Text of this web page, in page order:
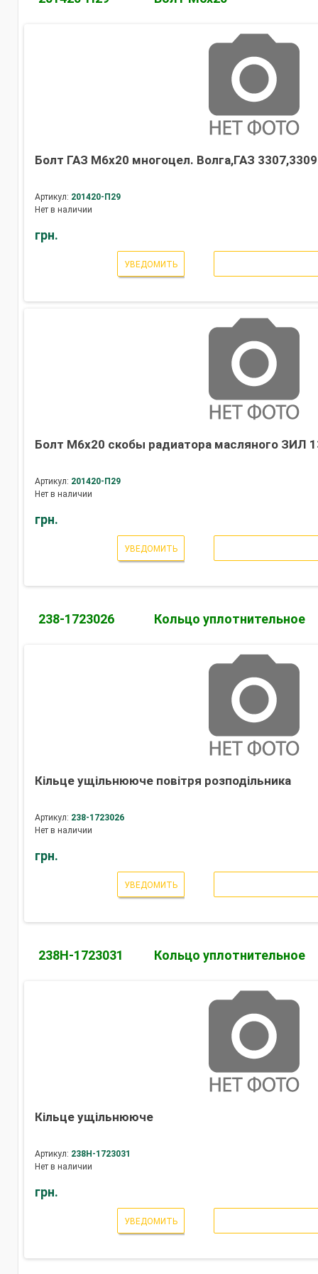
Болт ГАЗ М6х20 многоцел. Волга,ГАЗ
Артикул: 201420-П29
Нет в наличии
грн.
УВЕДОМИТЬ
Болт М6х20 скобы радиатора масляного ЗИЛ
Артикул: 201420-П29
Нет в наличии
грн.
УВЕДОМИТЬ
238-1723026 Кольцо уплотнительное
Кільце ущільнююче повітря розподільника
Артикул: 238-1723026
Нет в наличии
грн.
УВЕДОМИТЬ
238Н-1723031 Кольцо уплотнительное
Кільце ущільнююче
Артикул: 238Н-1723031
Нет в наличии
грн.
УВЕДОМИТЬ